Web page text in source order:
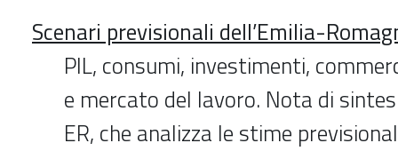
Scenari previsionali dell’Emilia-
PIL, consumi, investimenti,
e mercato del lavoro. Nota di
ER, che analizza le stime